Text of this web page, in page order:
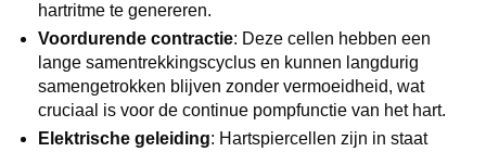
hartritme te genereren.
Voordurende contractie: Deze cellen hebben een
lange samentrekkingscyclus en kunnen langdurig
samengetrokken blijven zonder vermoeidheid, wat
cruciaal is voor de continue pompfunctie van het hart.
Elektrische geleiding: Hartspiercellen zijn in staat